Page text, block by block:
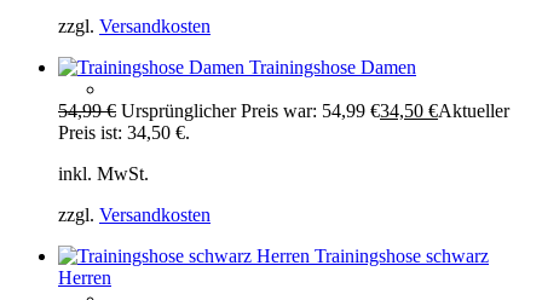
zzgl. Versandkosten
Trainingshose Damen
54,99€ Ursprünglicher Preis war: 54,99 €34,50 €Aktueller
Preis ist: 34,50 €.
inkl. MwSt.
zzgl. Versandkosten
Trainingshose schwarz
Herren